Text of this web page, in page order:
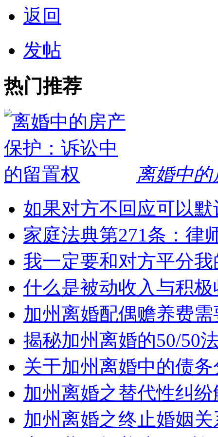
返回
发帖
热门推荐
离婚中
如果对方不回应可以
家庭法典第271条：律
我一定要和对方平分
什么是被动收入与积
加州离婚配偶赡养费
揭秘加州离婚的50/50
关于加州离婚中的债
加州离婚之替代性纠
加州离婚之终止婚姻关